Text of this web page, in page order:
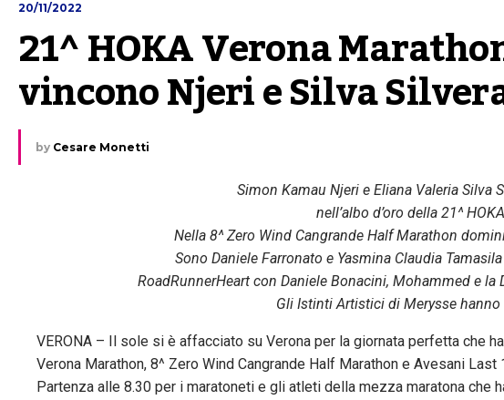
20/11/2022
21^ HOKA Verona
vincono Njeri e Silva
by Cesare Monetti
Simon Kamau Njeri e Eliana Valeria Silva
nell’albo d’oro della 21^
Nella 8^ Zero Wind Cangrande Half Marathon
Sono Daniele Farronato e Yasmina Claudia
RoadRunnerHeart con Daniele Bonacini, Mohammed e
Gli Istinti Artistici di Merysse
VERONA – Il sole si è affacciato su Verona per la giornata perfetta che
Verona Marathon, 8^ Zero Wind Cangrande Half Marathon e Avesani
Partenza alle 8.30 per i maratoneti e gli atleti della mezza maratona che